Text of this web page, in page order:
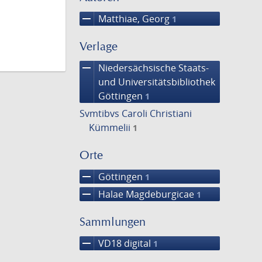
remove Matthiae, Georg 1
Verlage
remove
Niedersächsische Staats-
und Universitätsbibliothek
Göttingen 1
Svmtibvs Caroli Christiani
Kümmelii 1
Orte
remove Göttingen 1
remove Halae Magdeburgicae 1
Sammlungen
remove VD18 digital 1